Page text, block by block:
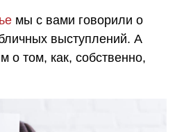
мы с вами говорили о
выступлений. А
о том, как, собственно,